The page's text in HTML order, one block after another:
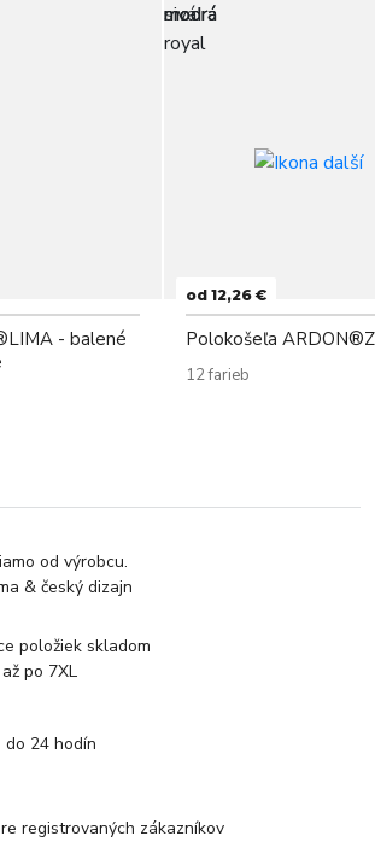
- balené
od 12,26 €
Polokošeľa
12 farieb
od výrobcu.
& český dizajn
položiek skladom
po 7XL
do 24 hodín
registrovaných zákazníkov